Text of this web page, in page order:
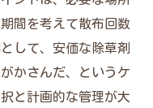
間を考えて散布回数
して、安価な除草剤
かさんだ、というケ
と計画的な管理が大